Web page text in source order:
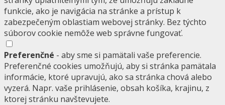
funkcie, ako je navigácia na stránke a prístup k
zabezpečeným oblastiam webovej stránky. Bez týchto
súborov cookie nemôže web správne fungovať.
Preferenčné - aby sme si pamätali vaše preferencie.
Preferenčné cookies umožňujú, aby si stránka pamätala
informácie, ktoré upravujú, ako sa stránka chová alebo
vyzerá. Napr. vaše prihlásenie, obsah košíka, krajinu, z
ktorej stránku navštevujete.